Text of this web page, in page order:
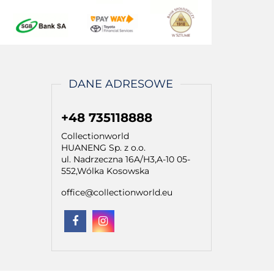
DANE ADRESOWE
+48 735118888
Collectionworld
HUANENG Sp. z o.o.
ul. Nadrzeczna 16A/H3,A-10 05-
552,Wólka Kosowska
office@collectionworld.eu